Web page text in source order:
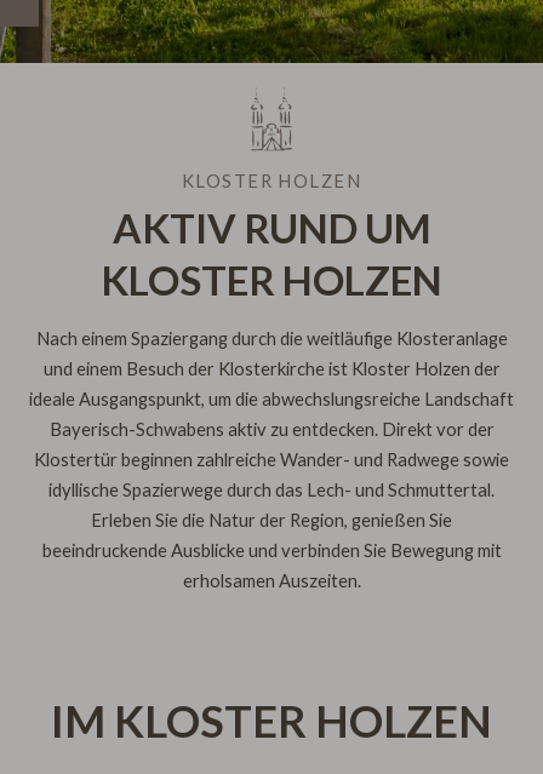
AKTUELLE
VERANSTALTUNGEN
KLOSTER HOLZEN
AKTIV RUND UM
KLOSTER HOLZEN
Nach einem Spaziergang durch die weitläufige Klosteranlage
und einem Besuch der Klosterkirche ist Kloster Holzen der
ideale Ausgangspunkt, um die abwechslungsreiche Landschaft
Bayerisch-Schwabens aktiv zu entdecken. Direkt vor der
Klostertür beginnen zahlreiche Wander- und Radwege sowie
idyllische Spazierwege durch das Lech- und Schmuttertal.
Erleben Sie die Natur der Region, genießen Sie
beeindruckende Ausblicke und verbinden Sie Bewegung mit
erholsamen Auszeiten.
IM KLOSTER HOLZEN